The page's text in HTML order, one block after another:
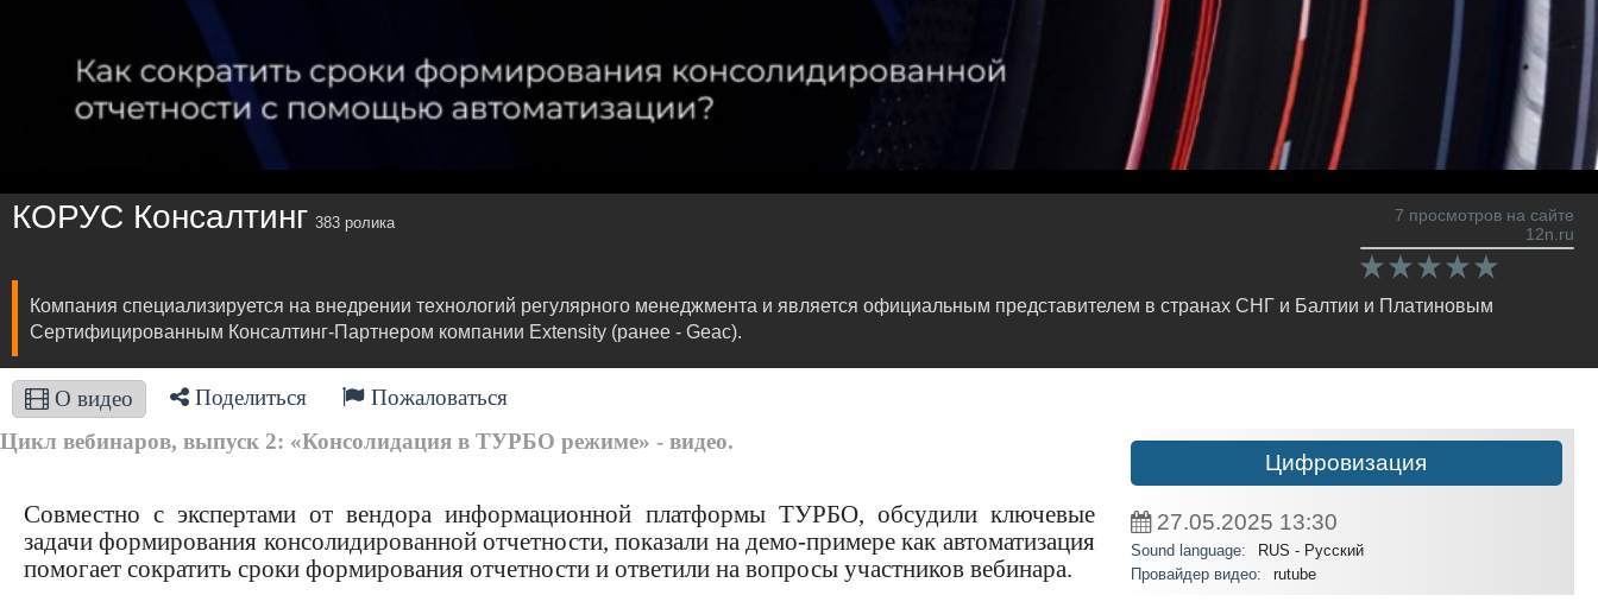
КОРУС Консалтинг 383 ролика
7 просмотров на сайте
12n.ru
Компания специализируется на внедрении технологий регулярного менеджмента и является официальным представителем в странах СНГ и Балтии и Платиновым
Сертифицированным Консалтинг-Партнером компании Extensity (ранее - Geac).
О видео Поделиться
Пожаловаться
Цикл вебинаров, выпуск 2: «Консолидация в ТУРБО режиме» - видео.
Совместно с экспертами от вендора информационной платформы ТУРБО, обсудили ключевые
задачи формирования консолидированной отчетности, показали на демо-примере как автоматизация
помогает сократить сроки формирования отчетности и ответили на вопросы участников вебинара.
Цифровизация
27.05.2025 13:30
Sound language:
RUS - Русский
Провайдер видео:
rutube